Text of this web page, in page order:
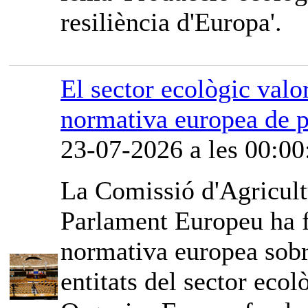
resiliència d'Europa'.
El sector ecològic
normativa europea de
23-07-2026 a les
La Comissió
Parlament Europeu
normativa europea
entitats del sector